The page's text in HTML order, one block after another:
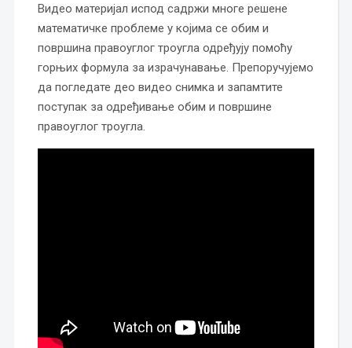
Видео материјал испод садржи многе решене
математичке проблеме у којима се обим и
површина правоуглог троугла одређују помоћу
горњих формула за израчунавање. Препоручујемо
да погледате део видео снимка и запамтите
поступак за одређивање обим и површине
правоуглог троугла.